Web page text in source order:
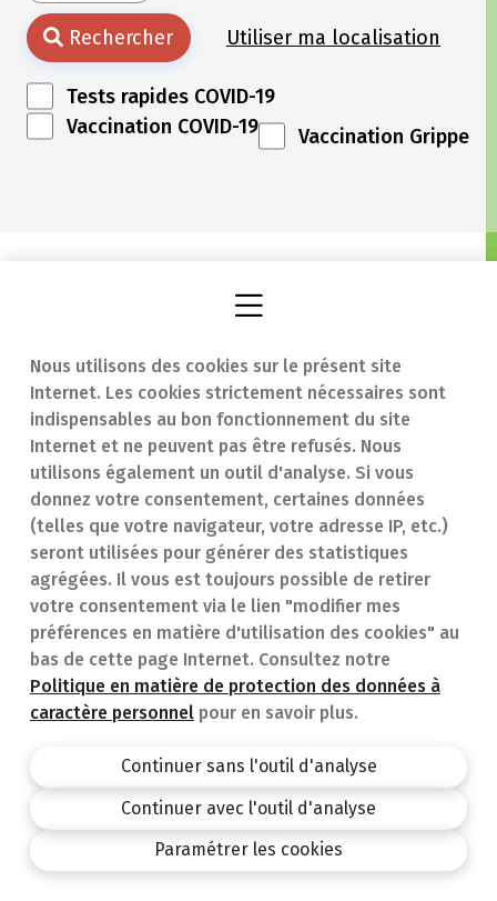
Nous utilisons des cookies sur le présent site
Internet. Les cookies strictement nécessaires sont
indispensables au bon fonctionnement du site
Internet et ne peuvent pas être refusés. Nous
utilisons également un outil d'analyse. Si vous
donnez votre consentement, certaines données
(telles que votre navigateur, votre adresse IP, etc.)
seront utilisées pour générer des statistiques
agrégées. Il vous est toujours possible de retirer
votre consentement via le lien "modifier mes
préférences en matière d'utilisation des cookies" au
bas de cette page Internet. Consultez notre
Politique en matière de protection des données à
caractère personnel pour en savoir plus.
Continuer sans l'outil d'analyse
Continuer avec l'outil d'analyse
Paramétrer les cookies
Rechercher Utiliser ma localisation
Tests rapides COVID-19
Vaccination COVID-19
Vaccination Grippe
Trouver une
pharmacie
Notre expertise
Maladies
Médicaments
En cas d'urgence
Contact
Questions
fréquentes (FAQ)
Pharmacie.be
Privacy policy
Conditions générales
design by